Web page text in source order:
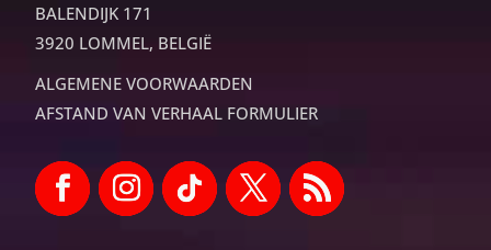
BALENDIJK 171
3920 LOMMEL, BELGIË
ALGEMENE VOORWAARDEN
AFSTAND VAN VERHAAL FORMULIER